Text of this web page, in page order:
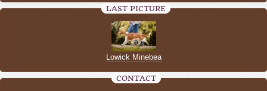
LAST PICTURE
Lowick Minebea
CONTACT